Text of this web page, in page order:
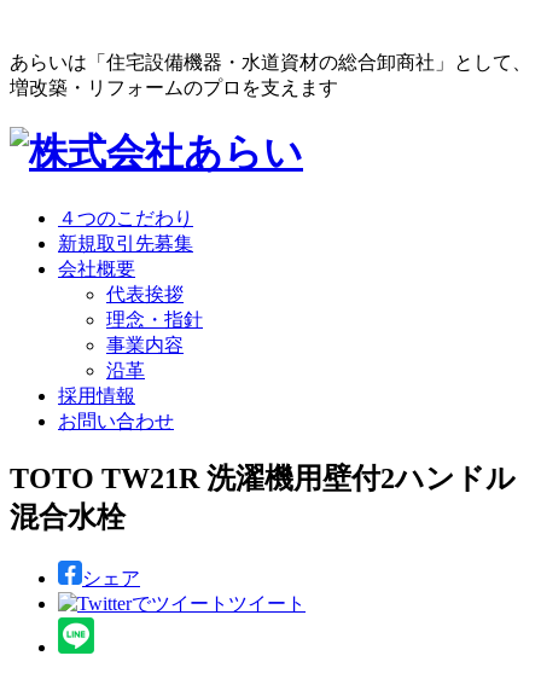
あらいは「住宅設備機器・水道資材の総合卸商社」として、
増改築・リフォームのプロを支えます
４つのこだわり
新規取引先募集
会社概要
代表挨拶
理念・指針
事業内容
沿革
採用情報
お問い合わせ
TOTO TW21R 洗濯機用壁付2ハンドル
混合水栓
シェア
ツイート